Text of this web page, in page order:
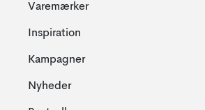
Varemærker
Inspiration
Kampagner
Nyheder